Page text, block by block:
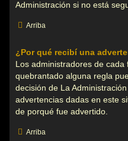
Administración si no está
Arriba
¿Por qué recibí una
Los administradores de
quebrantado alguna regla
decisión de La
advertencias dadas en este
de porqué fue advertido.
Arriba